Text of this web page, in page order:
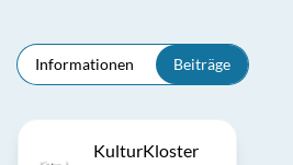
Informationen Beiträge
KulturKloster